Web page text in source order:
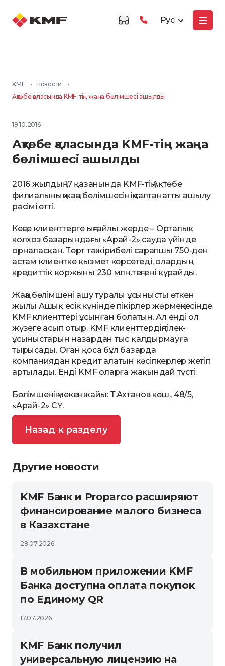
Рус
KMF • Новости
•
Ақтөбе қаласында KMF-тің жаңа бөлімшесі ашылды
19.10.2016
Ақтөбе қаласында KMF-тің жаңа
бөлімшесі ашылды
2016 жылдың 17 қазанында KMF-тің Ақтөбе
филиалының жаңа бөлімшесінің салтанатты ашылу
рәсімі өтті.
Кеңсе клиенттерге ыңғайлы жерде – Орталық
колхоз базарындағы «Арай-2» сауда үйінде
орналасқан. Төрт тәжірибелі сарапшы 750-ден
астам клиентке қызмет көрсетеді, олардың
кредиттік қоржыны 230 млн.теңгені құрайды.
Жаңа бөлімшені ашу туралы ұсынысты өткен
жылы Ашық есік күнінде пікірлер жәрмеңкесінде
KMF клиенттері ұсынған болатын. Ал енді ол
жүзеге асып отыр. KMF клиенттердің тілек-
ұсыныстарын назардан тыс қалдырмауға
тырысады. Оған қоса бұл базарда
компаниядан кредит алатын кәсіпкерлер жетіп
артылады. Енді KMF оларға жақындай түсті.
Бөлімшенің мекенжайы: Т.Ахтанов көш., 48/5,
«Арай-2» СҮ.
Назад к разделу
Другие новости
KMF Банк и Proparco расширяют
финансирование малого бизнеса
в Казахстане
28.07.2026
В мобильном приложении KMF
Банка доступна оплата покупок
по Единому QR
17.07.2026
KMF Банк получил
универсальную лицензию на